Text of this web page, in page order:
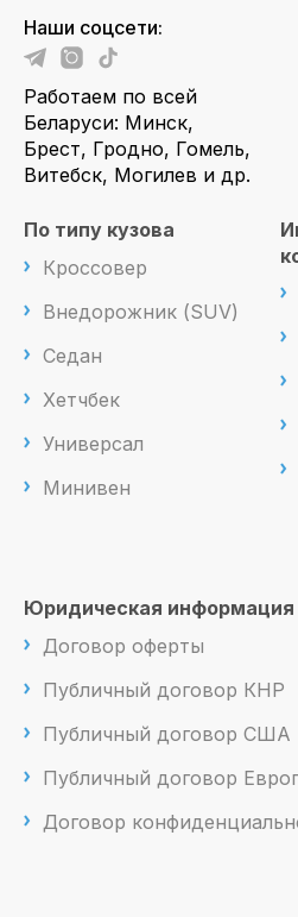
Наши соцсети:
Работаем по всей
Беларуси: Минск,
Брест, Гродно, Гомель,
Витебск, Могилев и др.
По типу кузова
Кроссовер
Внедорожник (SUV)
Седан
Хетчбек
Универсал
Минивен
Юридическая информация
Договор оферты
Публичный договор КНР
Публичный договор США
Публичный договор
Договор